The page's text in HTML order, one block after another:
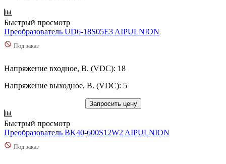
Быстрый просмотр
Преобразователь UD6-18S05E3 AIPULNION
Под заказ
Напряжение входное, В. (VDC): 18
Напряжение выходное, В. (VDC): 5
Запросить цену
Быстрый просмотр
Преобразователь BK40-600S12W2 AIPULNION
Под заказ